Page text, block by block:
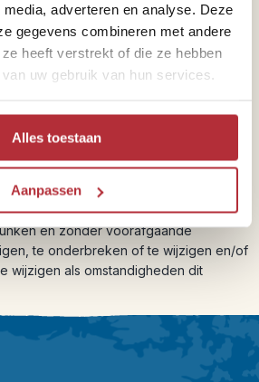
adverteren en analyse. Deze
gegevens combineren met andere
heeft verstrekt of die ze hebben
uw gebruik van hun services.
Alles toestaan
Aanpassen
Je mag natuurlijk wel meedoen,
te allen tijde door Riksja Travel
daarom de voorwaarden
Nederlands recht van toepassing. Alle
voortvloeien of anderszins
of de website worden voorgelegd
rechter in Rotterdam.
zelfs niet met slagroomtaart.
behoudt Riksja Travel het recht om de
en zonder voorafgaande
te onderbreken of te wijzigen en/of
wijzigen als omstandigheden dit